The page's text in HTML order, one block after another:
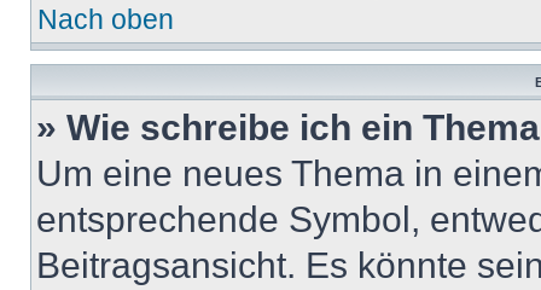
Nach oben
» Wie schreibe ich ein
Um eine neues Thema in
entsprechende Symbol,
Beitragsansicht. Es könnte